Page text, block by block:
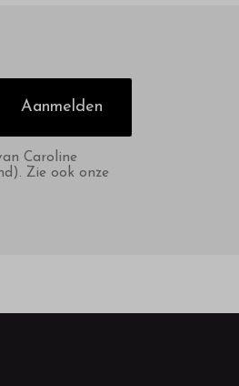
Aanmelden
Caroline
Zie ook onze